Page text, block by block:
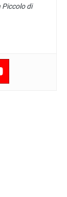
Piccolo di